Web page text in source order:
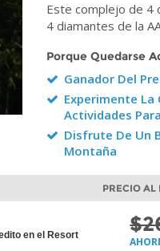
Este complejo de 4
4 diamantes de la
Porque Quedarse
Ganador Del
Experimente La
Actividades
Disfrute De Un
Montaña
en el Resort
PRECIO AL